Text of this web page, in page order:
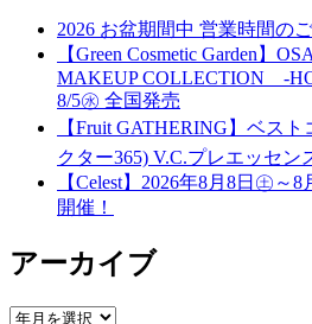
2026 お盆期間中 営業時間の
【Green Cosmetic Garden】
MAKEUP COLLECTION -
8/5㊌ 全国発売
【Fruit GATHERING】ベス
クター365) V.C.プレエッセン
【Celest】2026年8月8日㊏～8
開催！
アーカイブ